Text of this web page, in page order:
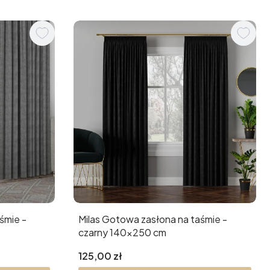
-
Milas Gotowa zasłona na taśmie -
czarny 140x250 cm
Cena
125,00 zł